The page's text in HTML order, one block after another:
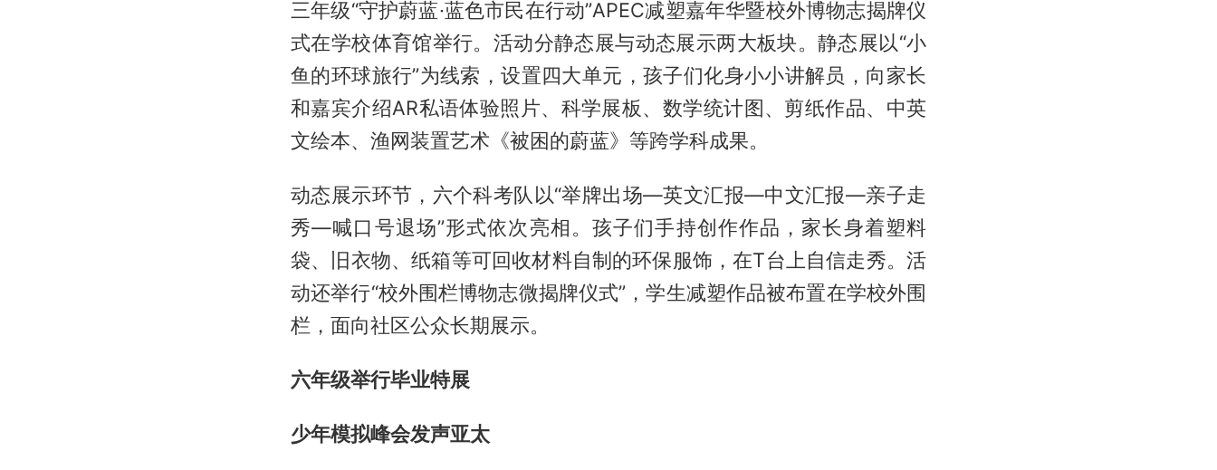
三年级“守护蔚蓝·蓝色市民在行动”APEC减塑嘉年华暨校外博物志揭牌仪
式在学校体育馆举行。活动分静态展与动态展示两大板块。静态展以“小
鱼的环球旅行”为线索，设置四大单元，孩子们化身小小讲解员，向家长
和嘉宾介绍AR私语体验照片、科学展板、数学统计图、剪纸作品、中英
文绘本、渔网装置艺术《被困的蔚蓝》等跨学科成果。
动态展示环节，六个科考队以“举牌出场—英文汇报—中文汇报—亲子走
秀—喊口号退场”形式依次亮相。孩子们手持创作作品，家长身着塑料
袋、旧衣物、纸箱等可回收材料自制的环保服饰，在T台上自信走秀。活
动还举行“校外围栏博物志微揭牌仪式”，学生减塑作品被布置在学校外围
栏，面向社区公众长期展示。
六年级举行毕业特展
少年模拟峰会发声亚太